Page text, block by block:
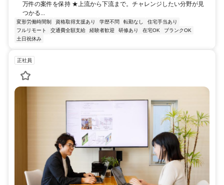
万件の案件を保持 ★上流から下流まで。チャレンジしたい分野が見
つかる...
変形労働時間制 資格取得支援あり 学歴不問 転勤なし
住宅手当あり
フルリモート
交通費全額支給 経験者歓迎 研修あり 在宅OK
ブランクOK
土日祝休み
正社員